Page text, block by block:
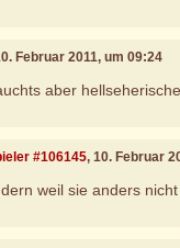
Februar 2011, um 09:24
aber hellseherische
#106145, 10. Februar
weil sie anders